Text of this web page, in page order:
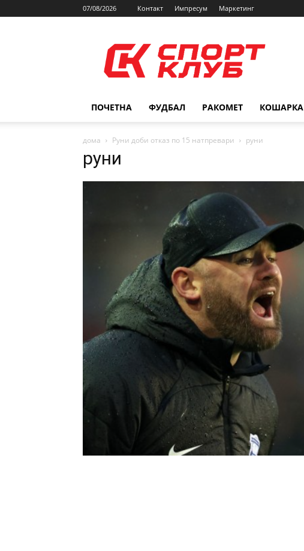
07/08/2026 Контакт Импресум Маркетинг
ПОЧЕТНА ФУДБАЛ РАКОМЕТ КОШАРКА
дома Руни доби отказ по 15 натпревари руни
руни